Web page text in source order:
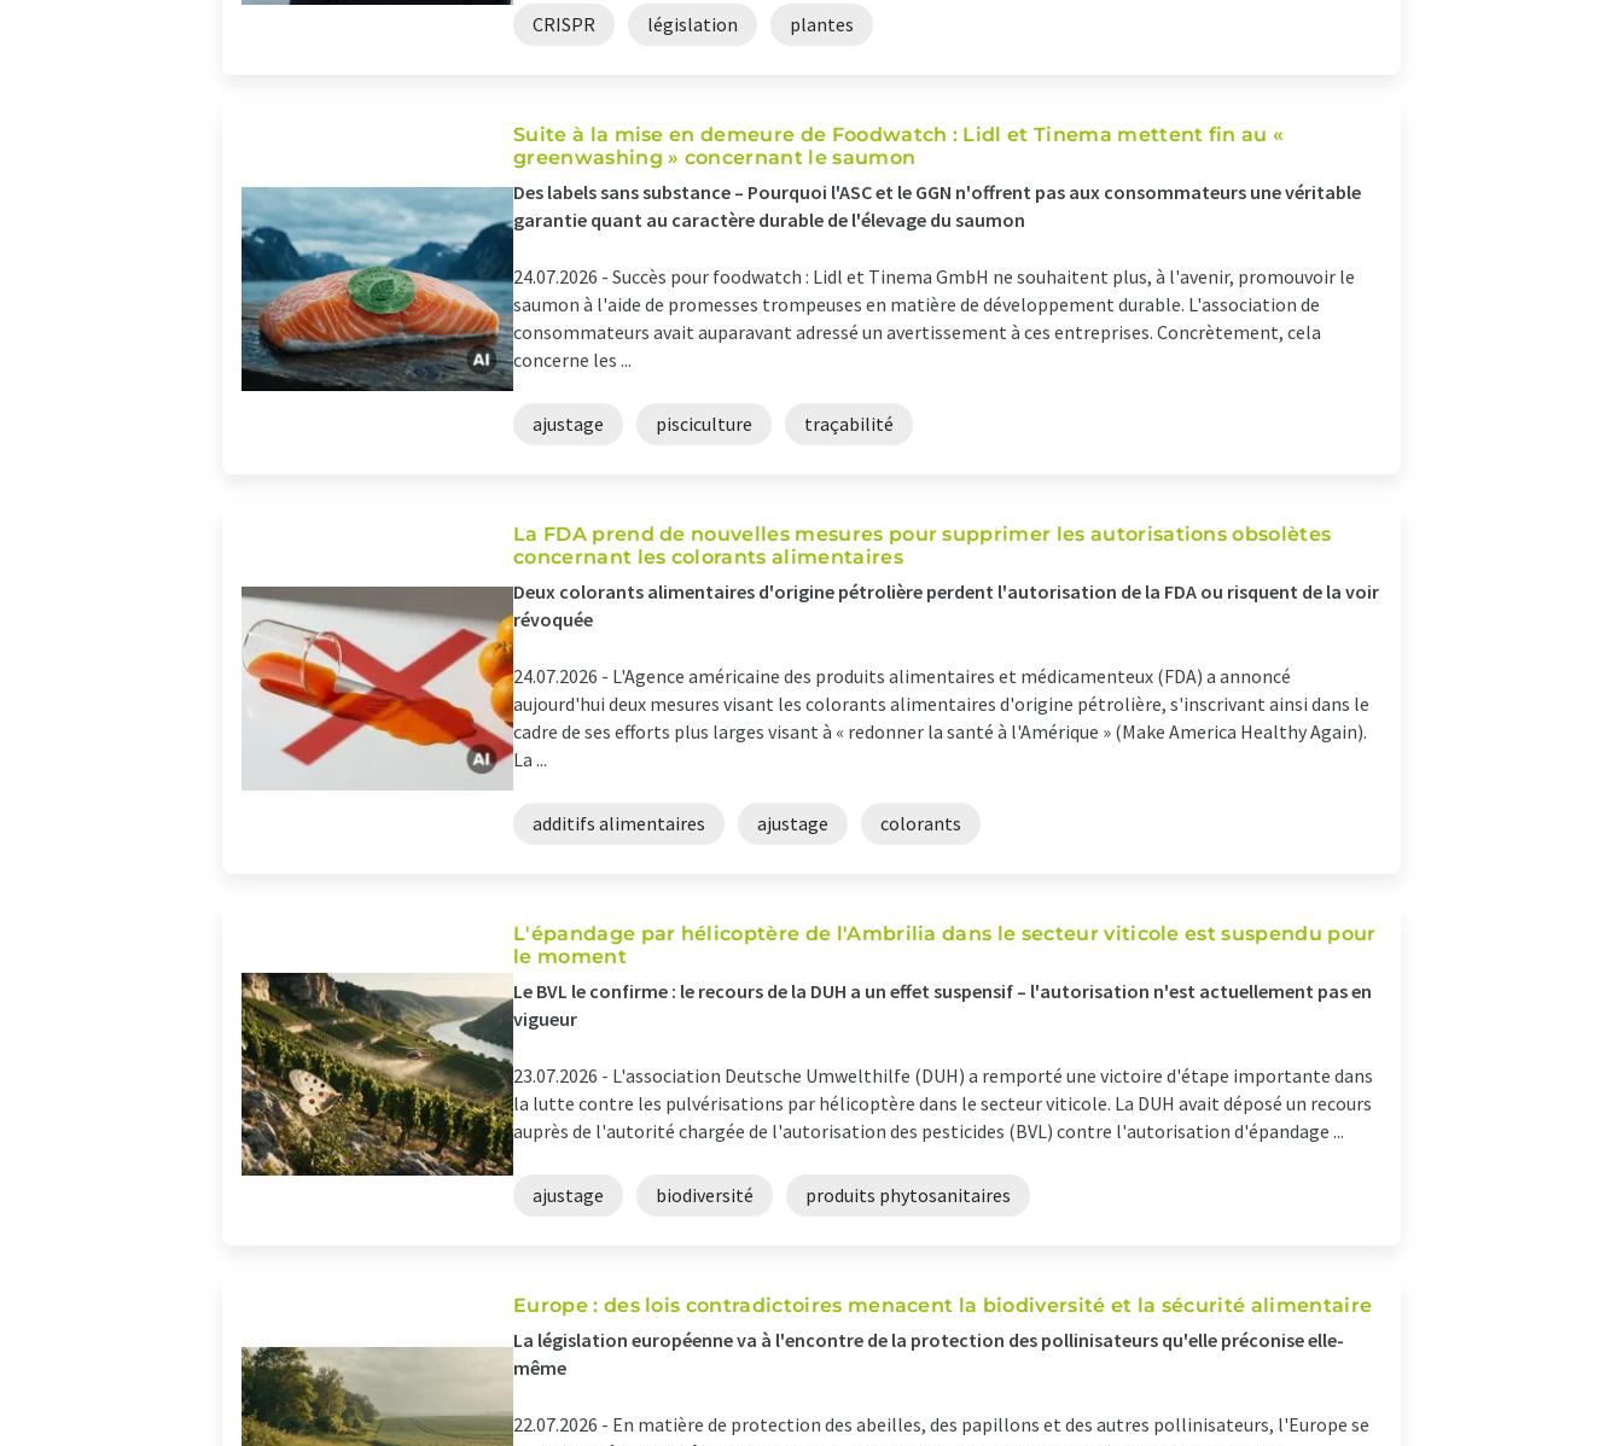
CRISPR législation plantes
Suite à la mise en demeure de Foodwatch : Lidl et Tinema mettent fin au «
greenwashing » concernant le saumon
Des labels sans substance – Pourquoi l'ASC et le GGN n'offrent pas aux consommateurs une véritable
garantie quant au caractère durable de l'élevage du saumon
24.07.2026 - Succès pour foodwatch : Lidl et Tinema GmbH ne souhaitent plus, à l'avenir, promouvoir le
saumon à l'aide de promesses trompeuses en matière de développement durable. L'association de
consommateurs avait auparavant adressé un avertissement à ces entreprises. Concrètement, cela
concerne les ...
ajustage pisciculture traçabilité
La FDA prend de nouvelles mesures pour supprimer les autorisations obsolètes
concernant les colorants alimentaires
Deux colorants alimentaires d'origine pétrolière perdent l'autorisation de la FDA ou risquent de la voir
révoquée
24.07.2026 - L'Agence américaine des produits alimentaires et médicamenteux (FDA) a annoncé
aujourd'hui deux mesures visant les colorants alimentaires d'origine pétrolière, s'inscrivant ainsi dans le
cadre de ses efforts plus larges visant à « redonner la santé à l'Amérique » (Make America Healthy Again).
La ...
additifs alimentaires ajustage colorants
L'épandage par hélicoptère de l'Ambrilia dans le secteur viticole est suspendu pour
le moment
Le BVL le confirme : le recours de la DUH a un effet suspensif – l'autorisation n'est actuellement pas en
vigueur
23.07.2026 - L'association Deutsche Umwelthilfe (DUH) a remporté une victoire d'étape importante dans
la lutte contre les pulvérisations par hélicoptère dans le secteur viticole. La DUH avait déposé un recours
auprès de l'autorité chargée de l'autorisation des pesticides (BVL) contre l'autorisation d'épandage ...
ajustage biodiversité produits phytosanitaires
Europe : des lois contradictoires menacent la biodiversité et la sécurité alimentaire
La législation européenne va à l'encontre de la protection des pollinisateurs qu'elle préconise elle-
même
22.07.2026 - En matière de protection des abeilles, des papillons et des autres pollinisateurs, l'Europe se